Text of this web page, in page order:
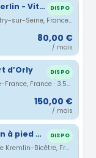
Parking - proche Leroy Merlin - Vitry DISPO
53 Rue De La Concorde, 94400 Vitry-sur-Seine, France · 3.49 km
80,00 €
/ mois
d’Orly DISPO
37 Rue de Verdun, Fresnes, Île-de-France, France · 3.52 km
150,00 €
/ mois
Parking en sous sol à 5min à pied du métro Krémlin Bicêtre DISPO
16 Rue De La Convention, 94270 Le Kremlin-Bicêtre, France · 3.53 km